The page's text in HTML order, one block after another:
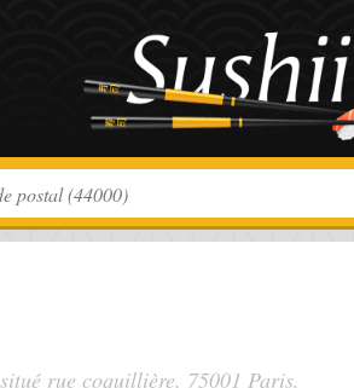
rue coquillière, 75001 Paris.